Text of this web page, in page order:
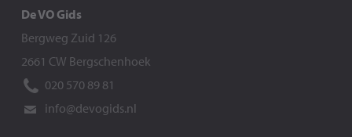
De VO Gids
Bergweg Zuid 126
2661 CW Bergschenhoek
020 570 89 81
info@devogids.nl